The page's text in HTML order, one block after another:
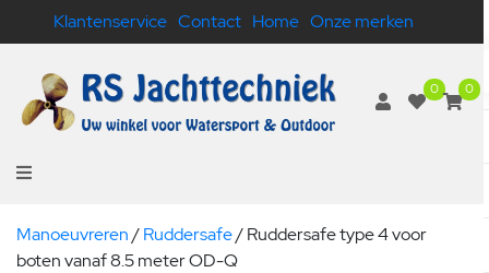
Klantenservice Contact Home Onze merken
0 0
Manoeuvreren/Ruddersafe/Ruddersafe type 4 voor
boten vanaf 8.5 meter OD-Q